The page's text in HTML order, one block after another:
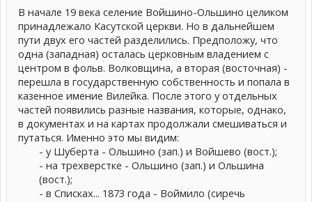
В начале 19 века селение Войшино-Ольшино целиком
принадлежало Касутской церкви. Но в дальнейшем
пути двух его частей разделились. Предположу, что
одна (западная) осталась церковным владением с
центром в фольв. Волковщина, а вторая (восточная) -
перешла в государственную собственность и попала в
казенное имение Вилейка. После этого у отдельных
частей появились разные названия, которые, однако,
в документах и на картах продолжали смешиваться и
путаться. Именно это мы видим:
- у Шуберта - Ольшино (зап.) и Войшево (вост.);
- на трехверстке - Ольшино (зап.) и Ольшина
(вост.);
- в Списках... 1873 года - Воймило (сиречь